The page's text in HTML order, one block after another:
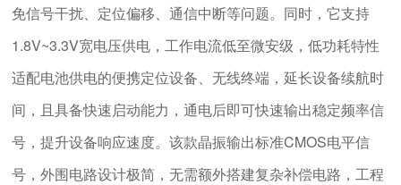
免信号干扰、定位偏移、通信中断等问题。同时，它支持
1.8V~3.3V宽电压供电，工作电流低至微安级，低功耗特性
适配电池供电的便携定位设备、无线终端，延长设备续航时
间，且具备快速启动能力，通电后即可快速输出稳定频率信
号，提升设备响应速度。该款晶振输出标准CMOS电平信
号，外围电路设计极简，无需额外搭建复杂补偿电路，工程